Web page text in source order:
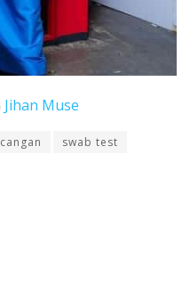
Jihan Muse
swab test